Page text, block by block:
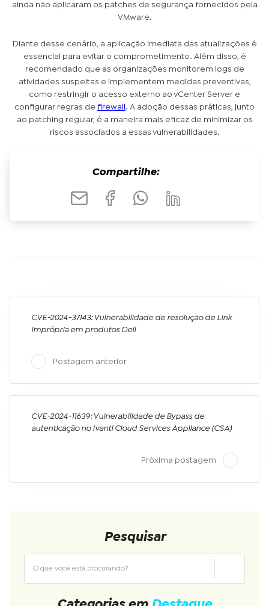
ainda não aplicaram os patches de segurança fornecidos pela
VMware.
Diante desse cenário, a aplicação imediata das atualizações é
essencial para evitar o comprometimento. Além disso, é
recomendado que as organizações monitorem logs de
atividades suspeitas e implementem medidas preventivas,
como restringir o acesso externo ao vCenter Server e
configurar regras de firewall . A adoção dessas práticas, junto
ao patching regular, é a maneira mais eficaz de minimizar os
riscos associados a essas vulnerabilidades.
Compartilhe:
CVE-2024-37143: Vulnerabilidade de resolução de Link
imprópria em produtos Dell
Postagem anterior
CVE-2024-11639: Vulnerabilidade de Bypass de
autenticação no Ivanti Cloud Services Appliance (CSA)
Próxima postagem
Pesquisar